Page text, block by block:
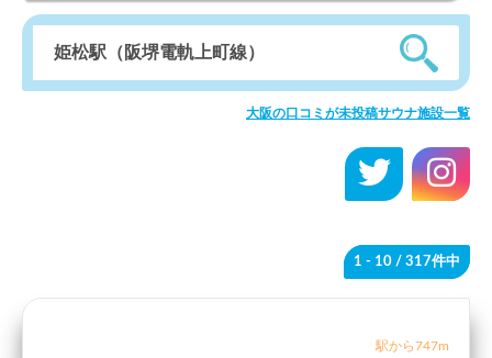
大阪の口コミが未投稿サウナ施設一覧
1 - 10 / 317件中
駅から747m